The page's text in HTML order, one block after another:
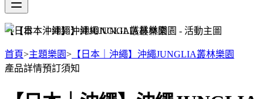
【日本｜沖繩】沖繩JUNGLIA叢林樂園
首頁>主題樂園> 【日本｜沖繩】沖繩JUNGLIA叢林樂園
產品詳情預訂須知